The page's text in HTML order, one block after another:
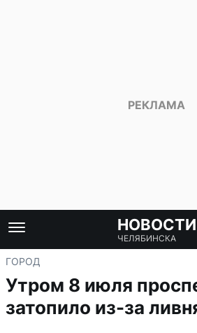
НОВОСТИ
ЧЕЛЯБИНСКА
ГОРОД
Утром 8 июля
затопило из-за